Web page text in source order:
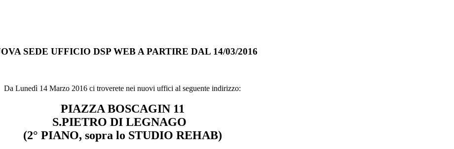
SEDE UFFICIO DSP WEB A PARTIRE DAL 14/03/2016
Da Lunedì 14 Marzo 2016 ci troverete nei nuovi uffici al seguente indirizzo:
PIAZZA BOSCAGIN 11
S.PIETRO DI LEGNAGO
(2° PIANO, sopra lo STUDIO REHAB)